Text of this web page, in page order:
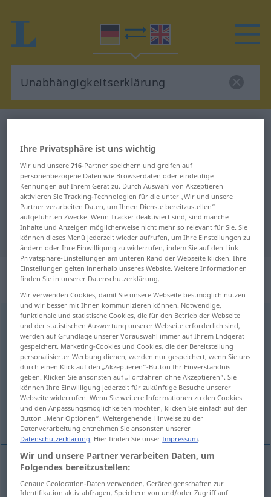
Unabhängigkeitserklärung
Deutsch-Englisch Übersetzung für
"Unabhängigkeitserklärung"
"Unabhängigkeitserklärung"
Englisch Übersetzung
„Unabhängigkeitserklärung“:
Femininum
Unabhängigkeitserklärungf
Übersicht aller Übersetzungen
(Für mehr Details die Übersetzung anklicken/antippen)
declaration of independence
Declaration of Independence
declaration ofindependence
Ihre Privatsphäre ist uns wichtig
Wir und unsere716-Partner speichern und greifen auf
personenbezogene Daten wie Browserdaten oder eindeutige
Kennungen auf Ihrem Gerät zu. Durch Auswahl von Akzeptieren
aktivieren Sie Tracking-Technologien für die unter „Wir und unsere
Partner verarbeiten Daten, um Ihnen Dienste bereitzustellen“
aufgeführten Zwecke. Wenn Tracker deaktiviert sind, sind manche
Inhalte und Anzeigen möglicherweise nicht mehr so relevant für Sie. Sie
können dieses Menü jederzeit wieder aufrufen, um Ihre Einstellungen zu
ändern oder Ihre Einwilligung zu widerrufen, indem Sie auf den Link
Privatsphäre-Einstellungen am unteren Rand der Webseite klicken. Ihre
Einstellungen gelten innerhalb unseres Website. Weitere Informationen
finden Sie in unserer Datenschutzerklärung.
Wir verwenden Cookies, damit Sie unsere Webseite bestmöglich nutzen
und wir besser mit Ihnen kommunizieren können. Notwendige,
funktionale und statistische Cookies, die für den Betrieb der Webseite
und der statistischen Auswertung unserer Webseite erforderlich sind,
werden auf Grundlage unserer Vorauswahl immer auf Ihrem Endgerät
gespeichert. Marketing-Cookies und Cookies, die der Bereitstellung
personalisierter Werbung dienen, werden nur gespeichert, wenn Sie uns
durch einen Klick auf den „Akzeptieren“-Button Ihr Einverständnis
geben. Klicken Sie ansonsten auf „Fortfahren ohne Akzeptieren“. Sie
können Ihre Einwilligung jederzeit für zukünftige Besuche unserer
Webseite widerrufen. Wenn Sie weitere Informationen zu den Cookies
und den Anpassungsmöglichkeiten möchten, klicken Sie einfach auf den
Button „Mehr Optionen“. Weitergehende Hinweise zu der
Datenverarbeitung entnehmen Sie ansonsten unserer
Datenschutzerklärung. Hier finden Sie unserImpressum.
Wir und unsere Partner verarbeiten Daten, um
Folgendes bereitzustellen:
Genaue Geolocation-Daten verwenden. Geräteeigenschaften zur
Identifikation aktiv abfragen. Speichern von und/oder Zugriff auf